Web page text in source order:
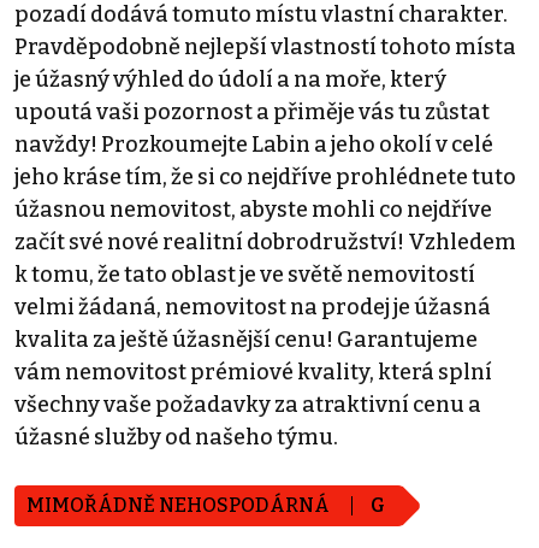
pozadí dodává tomuto místu vlastní charakter.
Pravděpodobně nejlepší vlastností tohoto místa
je úžasný výhled do údolí a na moře, který
upoutá vaši pozornost a přiměje vás tu zůstat
navždy! Prozkoumejte Labin a jeho okolí v celé
jeho kráse tím, že si co nejdříve prohlédnete tuto
úžasnou nemovitost, abyste mohli co nejdříve
začít své nové realitní dobrodružství! Vzhledem
k tomu, že tato oblast je ve světě nemovitostí
velmi žádaná, nemovitost na prodej je úžasná
kvalita za ještě úžasnější cenu! Garantujeme
vám nemovitost prémiové kvality, která splní
všechny vaše požadavky za atraktivní cenu a
úžasné služby od našeho týmu.
MIMOŘÁDNĚ NEHOSPODÁRNÁ G